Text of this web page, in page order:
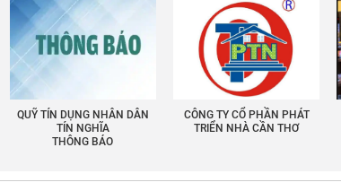
QUỸ TÍN DỤNG NHÂN DÂN
TÍN NGHĨA
THÔNG BÁO
CÔNG TY CỔ PHẦN PHÁT
TRIỂN NHÀ CẦN THƠ